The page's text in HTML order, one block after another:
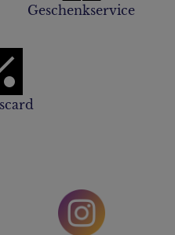
Geschenkservice